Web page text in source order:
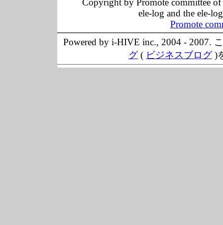
Copyright by Promote committee
ele-log and the ele-
Promote
Powered by i-HIVE inc., 2004 - 2007.
グ( ビジネスブログ)